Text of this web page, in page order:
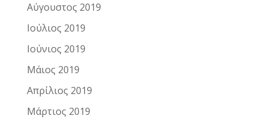
Αύγουστος 2019
Ιούλιος 2019
Ιούνιος 2019
Μάιος 2019
Απρίλιος 2019
Μάρτιος 2019